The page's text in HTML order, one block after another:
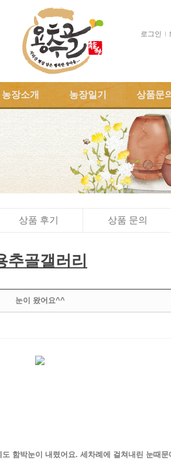
로그인
농장소개 농장일기 상품문
상품 후기 상품 문의
추골갤러리
눈이 왔어요^^
함박눈이 내렸어요. 세차례에 걸쳐내린 눈때문